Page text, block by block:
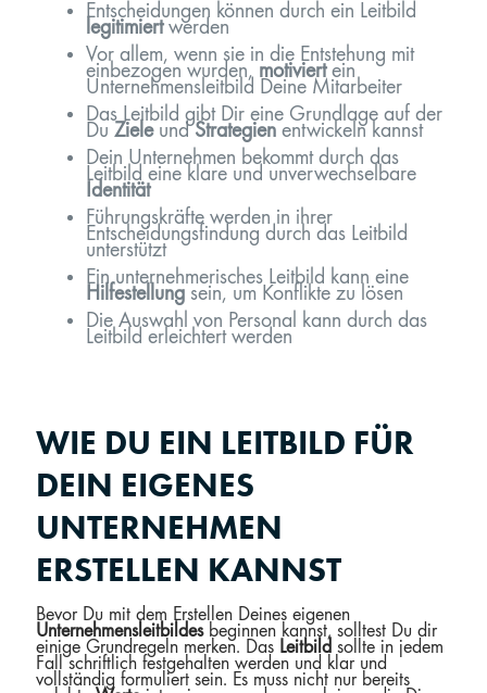
Entscheidungen können durch ein Leitbild
legitimiertwerden
Vor allem, wenn sie in die Entstehung mit
einbezogen wurden, motiviertein
Unternehmensleitbild Deine Mitarbeiter
Das Leitbild gibt Dir eine Grundlage auf der
Du Ziele undStrategien entwickeln kannst
Dein Unternehmen bekommt durch das
Leitbild eine klare und unverwechselbare
Identität
Führungskräfte werden in ihrer
Entscheidungsfindung durch das Leitbild
unterstützt
Ein unternehmerisches Leitbild kann eine
Hilfestellung sein, um Konflikte zu lösen
Die Auswahl von Personal kann durch das
Leitbild erleichtert werden
WIE DU EIN LEITBILD FÜR
DEIN EIGENES
UNTERNEHMEN
ERSTELLEN KANNST
Bevor Du mit dem Erstellen Deines eigenen
Unternehmensleitbildesbeginnen kannst, solltest Du dir
einige Grundregeln merken. Das Leitbild sollte in jedem
Fall schriftlich festgehalten werden und klar und
vollständig formuliert sein. Es muss nicht nur bereits